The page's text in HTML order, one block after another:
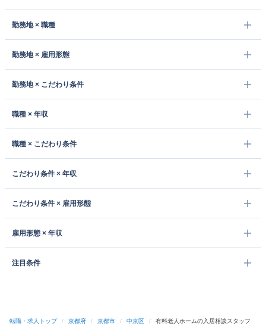
勤務地 × 職種
勤務地 × 雇用形態
勤務地 × こだわり条件
職種 × 年収
職種 × こだわり条件
こだわり条件 × 年収
こだわり条件 × 雇用形態
雇用形態 × 年収
注目条件
転職・求人トップ / 京都府 / 京都市 / 中京区 / 有料老人ホームの入居相談スタッフ